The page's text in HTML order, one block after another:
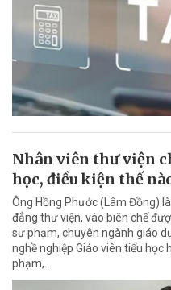
Nhân viên thư viện
học, điều kiện thế
Ông Hồng Phước (Lâm Đồng)
đẳng thư viện, vào biên chế
sư phạm, chuyên ngành giáo
nghề nghiệp Giáo viên tiểu học
phạm,…